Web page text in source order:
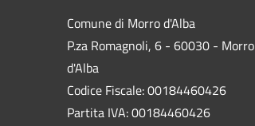
Comune di Morro d'Alba
P.za Romagnoli, 6 - 60030 - Morro
d'Alba
Codice Fiscale: 00184460426
Partita IVA: 00184460426